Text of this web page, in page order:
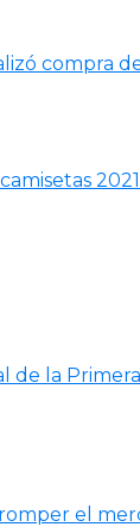
compra
de la
el